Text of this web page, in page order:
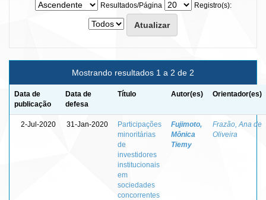
Resultados/Página
Registro(s):
Mostrando resultados 1 a 2 de 2
Data de
publicação
Data de
defesa
Título Autor(es) Orientador(es)
2-Jul-2020 31-Jan-2020
Participações
minoritárias
de
investidores
institucionais
em
sociedades
concorrentes
Fujimoto,
Mônica
Tiemy
Frazão, Ana de
Oliveira